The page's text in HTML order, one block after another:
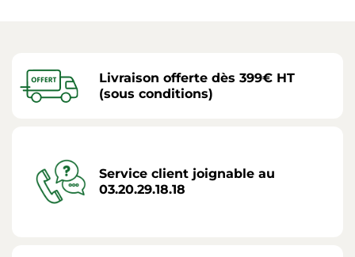
Livraison offerte dès 399€ HT
(sous conditions)
Service client joignable au
03.20.29.18.18